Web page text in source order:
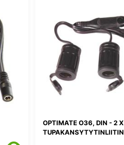
OPTIMATE O36, DIN - 2 X
TUPAKANSYTYTINLIITIN